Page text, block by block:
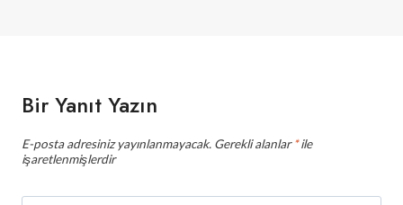
Bir Yanıt Yazın
E-posta adresiniz yayınlanmayacak. Gerekli alanlar*ile
işaretlenmişlerdir